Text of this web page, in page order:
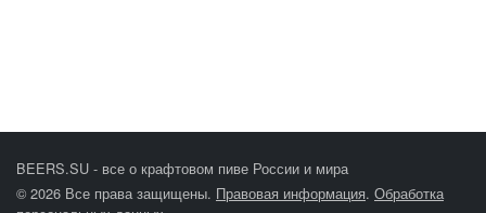
BEERS.SU - все о крафтовом пиве России и мира
© 2026 Все права защищены. Правовая информация. Обработка